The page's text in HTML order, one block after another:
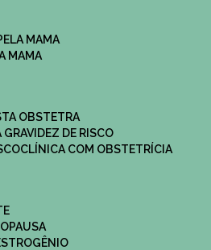
MAMA
MAMA
OBSTETRA
GRAVIDEZ DE RISCO
CLÍNICA COM OBSTETRÍCIA